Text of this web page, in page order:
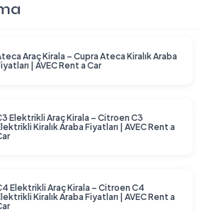
Araç Kirala – Cupra Ateca Kiralık Araba
| AVEC Rent a Car
Elektrikli Araç Kirala – Citroen C3
Kiralık Araba Fiyatları | AVEC Rent a
Elektrikli Araç Kirala – Citroen C4
Kiralık Araba Fiyatları | AVEC Rent a